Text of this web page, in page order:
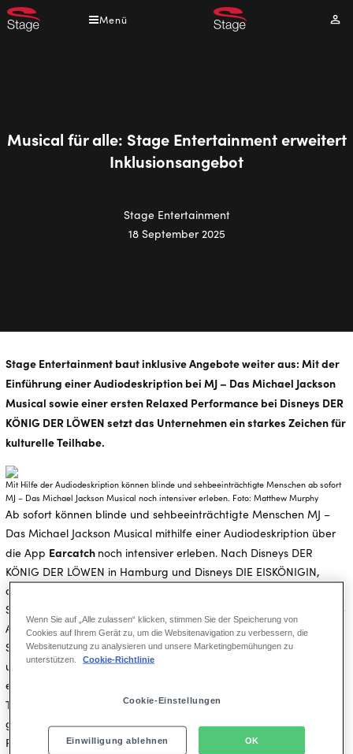
Direkt
zum
Menü
Musical für alle: Stage Entertainment erweitert
Inklusionsangebot
Stage Entertainment
18 September 2025
Stage Entertainment baut inklusive Angebote weiter aus: Mit der
Einführung einer Audiodeskription bei MJ – Das Michael Jackson
Musical sowie einer ersten Relaxed Performance bei Disneys DER
KÖNIG DER LÖWEN setzt das Unternehmen ein starkes Zeichen für
kulturelle Teilhabe.
Mit Hilfe der Audiodeskription können blinde und sehbeeinträchtigte Menschen ab sofort
MJ – Das Michael Jackson Musical noch intensiver erleben. Foto: Matthew Murphy
Ab sofort können blinde und sehbeeinträchtigte Menschen MJ –
Das Michael Jackson Musical mithilfe einer Audiodeskription über
die App Earcatch noch intensiver erleben. Nach Disneys DER
KÖNIG DER LÖWEN in Hamburg und Disneys DIE EISKÖNIGIN,
derzeit im Stage Apollo Theater in Stuttgart zu sehen, erweitert
Stage Entertainment damit sein barrierefreies Angebot erneut. Die
Audiodeskription wird an die „Cues“ genannten Lichtbefehle der
Show gekoppelt und läuft dadurch stets synchron zu Musik, Dialog
und Bühnenbild – individuell abrufbar über Kopfhörer auf dem
eigenen Smartphone. Eingesprochen ist sie vom renommierten
Theater- und TV-SchauspielerBenito Bause
gesanglicher und dialogfreier Momente die visuellen Elemente der
Produktion beschreibt.
Wenn Sie auf „Alle zulassen“ klicken, stimmen Sie der Speicherung von
Cookies auf Ihrem Gerät zu, um die Websitenavigation zu verbessern, die
Websitenutzung zu analysieren und unsere Marketingbemühungen zu
unterstützen.
Cookie-Richtlinie
Cookie-Einstellungen
Einwilligung ablehnen OK